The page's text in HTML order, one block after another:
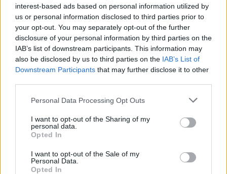
interest-based ads based on personal information utilized by
us or personal information disclosed to third parties prior to
your opt-out. You may separately opt-out of the further
disclosure of your personal information by third parties on the
IAB’s list of downstream participants. This information may
also be disclosed by us to third parties on the IAB’s List of
Downstream Participants that may further disclose it to other
Personal Data Processing Opt Outs
I want to opt-out of the Sharing of my
personal data.
Opted In
I want to opt-out of the Sale of my
Personal Data.
Opted In